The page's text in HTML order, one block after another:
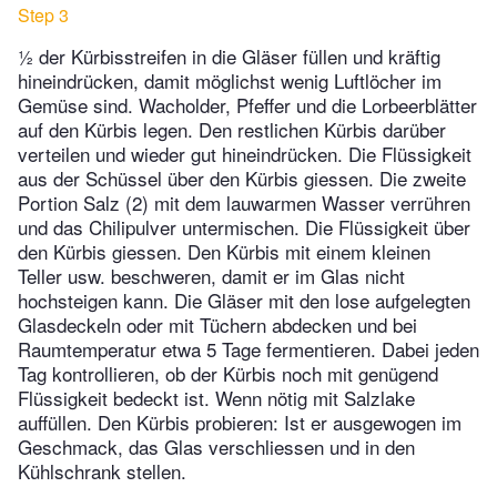
Step 3
½ der Kürbisstreifen in die Gläser füllen und kräftig
hineindrücken, damit möglichst wenig Luftlöcher im
Gemüse sind. Wacholder, Pfeffer und die Lorbeerblätter
auf den Kürbis legen. Den restlichen Kürbis darüber
verteilen und wieder gut hineindrücken. Die Flüssigkeit
aus der Schüssel über den Kürbis giessen. Die zweite
Portion Salz (2) mit dem lauwarmen Wasser verrühren
und das Chilipulver untermischen. Die Flüssigkeit über
den Kürbis giessen. Den Kürbis mit einem kleinen
Teller usw. beschweren, damit er im Glas nicht
hochsteigen kann. Die Gläser mit den lose aufgelegten
Glasdeckeln oder mit Tüchern abdecken und bei
Raumtemperatur etwa 5 Tage fermentieren. Dabei jeden
Tag kontrollieren, ob der Kürbis noch mit genügend
Flüssigkeit bedeckt ist. Wenn nötig mit Salzlake
auffüllen. Den Kürbis probieren: Ist er ausgewogen im
Geschmack, das Glas verschliessen und in den
Kühlschrank stellen.